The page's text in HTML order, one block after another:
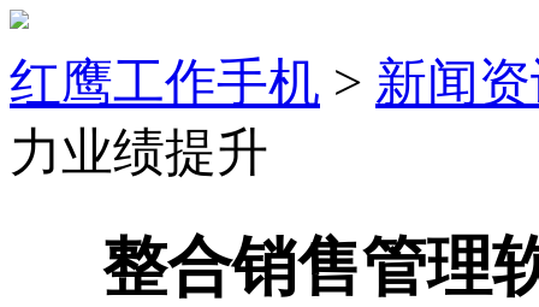
红鹰工作手机 > 新闻
力业绩提升
整合销售管理